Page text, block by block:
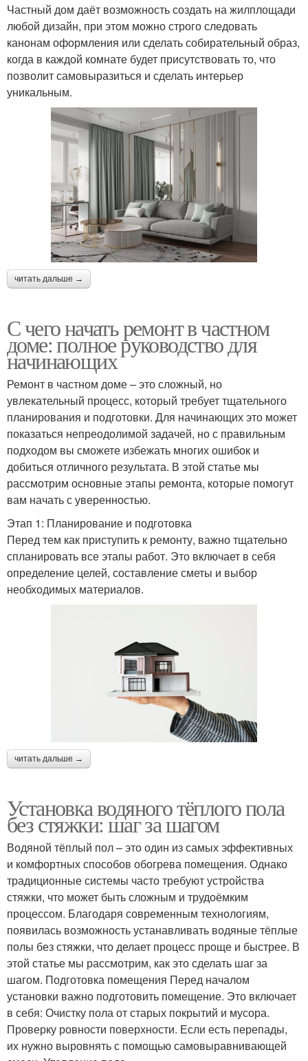
Частный дом даёт возможность создать на жилплощади
любой дизайн, при этом можно строго следовать
канонам оформления или сделать собирательный образ,
когда в каждой комнате будет присутствовать то, что
позволит самовыразиться и сделать интерьер
уникальным.
читать дальше →
С чего начать ремонт в частном
доме: полное руководство для
начинающих
Ремонт в частном доме – это сложный, но
увлекательный процесс, который требует тщательного
планирования и подготовки. Для начинающих это может
показаться непреодолимой задачей, но с правильным
подходом вы сможете избежать многих ошибок и
добиться отличного результата. В этой статье мы
рассмотрим основные этапы ремонта, которые помогут
вам начать с уверенностью.
Этап 1: Планирование и подготовка
Перед тем как приступить к ремонту, важно тщательно
спланировать все этапы работ. Это включает в себя
определение целей, составление сметы и выбор
необходимых материалов.
читать дальше →
Установка водяного тёплого пола
без стяжки: шаг за шагом
Водяной тёплый пол – это один из самых эффективных
и комфортных способов обогрева помещения. Однако
традиционные системы часто требуют устройства
стяжки, что может быть сложным и трудоёмким
процессом. Благодаря современным технологиям,
появилась возможность устанавливать водяные тёплые
полы без стяжки, что делает процесс проще и быстрее. В
этой статье мы рассмотрим, как это сделать шаг за
шагом. Подготовка помещения Перед началом
установки важно подготовить помещение. Это включает
в себя: Очистку пола от старых покрытий и мусора.
Проверку ровности поверхности. Если есть перепады,
их нужно выровнять с помощью самовыравнивающей